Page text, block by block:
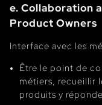
e. Collaboration
Product Owners
Interface avec les
Être le point de
métiers, recueillir
produits y